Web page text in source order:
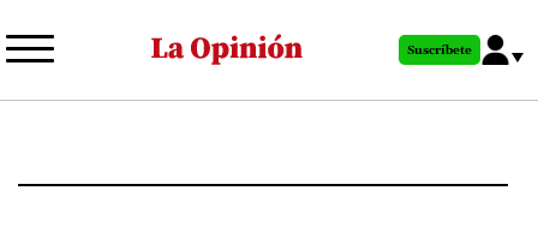
al
principal
Suscríbete